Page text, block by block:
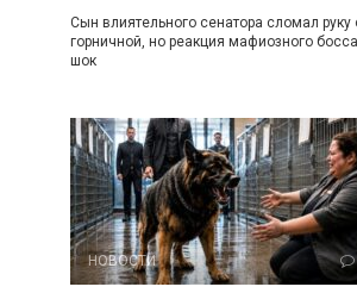
Сын влиятельного сенатора сломал
горничной, но реакция мафиозного
шок
НОВОСТИ